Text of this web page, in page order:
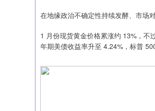
在地缘政治不确定性持续发酵、市场
1 月份现货黄金价格累涨约 13%，不
年期美债收益率升至 4.24%，标普